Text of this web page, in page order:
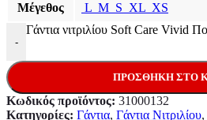
Μέγεθος L M S XL XS
-
Γάντια νιτριλίου Soft Care Vivid
ΠΡΟΣΘΉΚΗ ΣΤΟ
Κωδικός προϊόντος: 31000132
Κατηγορίες: Γάντια, Γάντια Νιτριλίου,